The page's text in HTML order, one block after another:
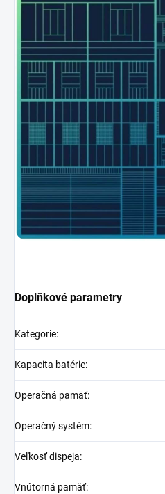
Doplňkové parametry
Kategorie:
Kapacita batérie:
Operačná pamäť:
Operačný systém:
Veľkosť dispeja:
Vnútorná pamäť: